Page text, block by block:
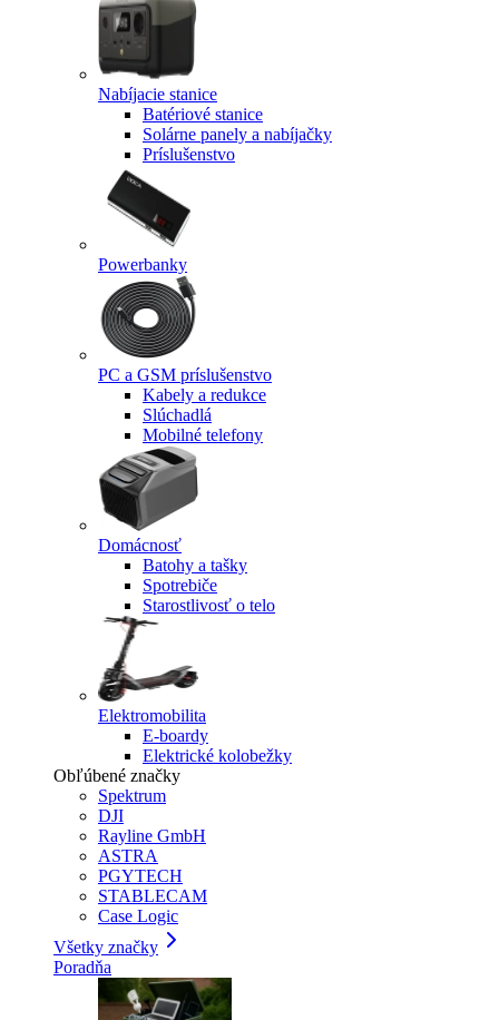
Nabíjacie stanice
Batériové stanice
Solárne panely a nabíjačky
Príslušenstvo
Powerbanky
PC a GSM príslušenstvo
Kabely a redukce
Slúchadlá
Mobilné telefony
Domácnosť
Batohy a tašky
Spotrebiče
Starostlivosť o telo
Elektromobilita
E-boardy
Elektrické kolobežky
Obľúbené značky
Spektrum
DJI
Rayline GmbH
ASTRA
PGYTECH
STABLECAM
Case Logic
Všetky značky
Poradňa